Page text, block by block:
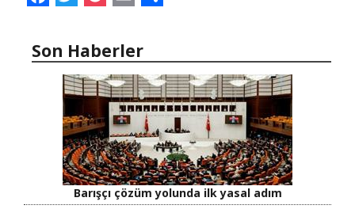
Son Haberler
Barışçı çözüm yolunda ilk yasal adım